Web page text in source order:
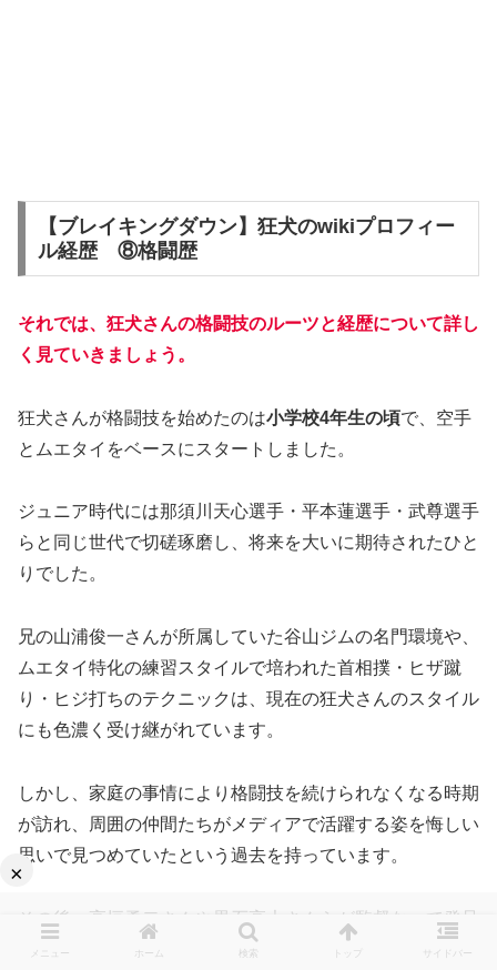
【ブレイキングダウン】狂犬のwikiプロフィー
ル経歴 ⑧格闘歴
それでは、狂犬さんの格闘技のルーツと経歴について詳し
く見ていきましょう。
狂犬さんが格闘技を始めたのは小学校4年生の頃で、空手
とムエタイをベースにスタートしました。
ジュニア時代には那須川天心選手・平本蓮選手・武尊選手
らと同じ世代で切磋琢磨し、将来を大いに期待されたひと
りでした。
兄の山浦俊一さんが所属していた谷山ジムの名門環境や、
ムエタイ特化の練習スタイルで培われた首相撲・ヒザ蹴
り・ヒジ打ちのテクニックは、現在の狂犬さんのスタイル
にも色濃く受け継がれています。
しかし、家庭の事情により格闘技を続けられなくなる時期
が訪れ、周囲の仲間たちがメディアで活躍する姿を悔しい
思いで見つめていたという過去を持っています。
その後、高垣勇二さんや黒石高大さんらが監督なって発足
したブレイキングダウン9での「横浜喧嘩自慢」をきっか
メニュー ホーム 検索 トップ サイドバー
×